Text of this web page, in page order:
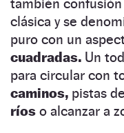
también
clásica y se
puro con un
cuadradas. Un
para circular con
caminos, pistas
ríos o alcanzar a